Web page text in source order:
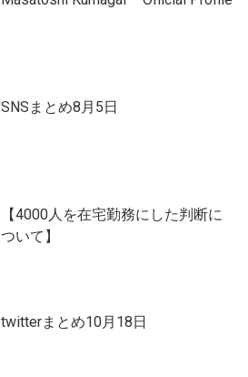
SNSまとめ8月5日
【4000人を在宅勤務にした判断に
ついて】
twitterまとめ10月18日